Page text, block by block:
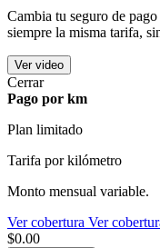
Cambia tu seguro de
siempre la misma tarifa,
Ver video
Cerrar
Pago por km
Plan limitado
Tarifa por kilómetro
Monto mensual variable.
Ver cobertura Ver
$0.00